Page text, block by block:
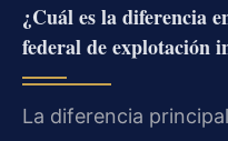
¿Cuál es la diferencia
federal de explotación
La diferencia